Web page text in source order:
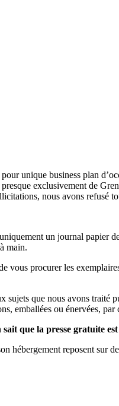
pour unique business plan
exclusivement de
nous avons refusé
un journal papier
main.
vous procurer les
sujets que nous avons
emballées ou énervées,
que la presse gratuite
hébergement reposent sur